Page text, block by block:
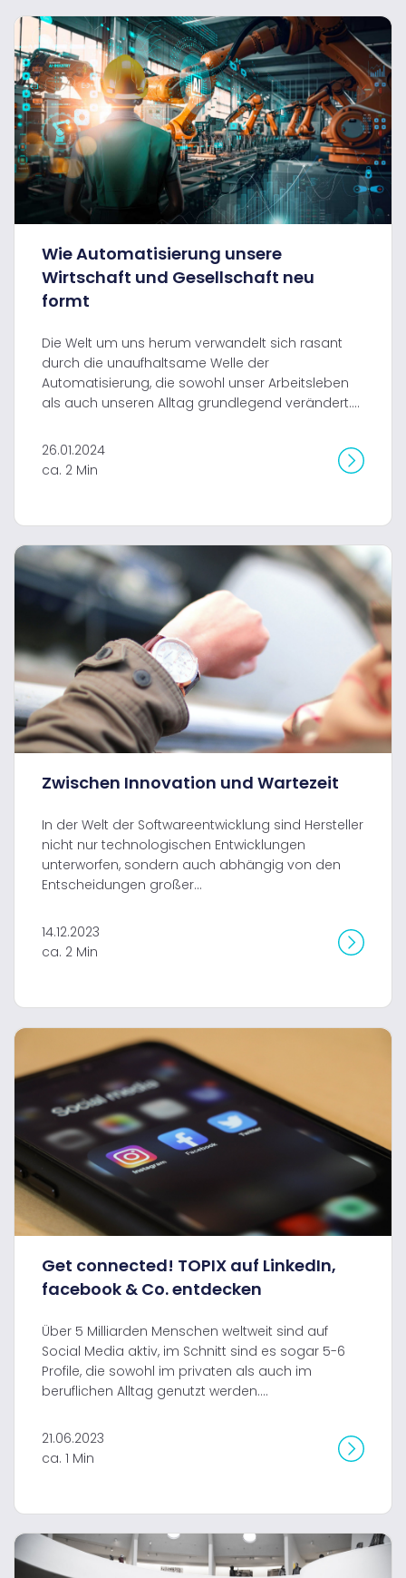
Wie Automatisierung unsere
Wirtschaft und Gesellschaft neu
formt
Die Welt um uns herum verwandelt sich rasant
durch die unaufhaltsame Welle der
Automatisierung, die sowohl unser Arbeitsleben
als auch unseren Alltag grundlegend verändert....
26.01.2024
ca. 2 Min
Zwischen Innovation und Wartezeit
In der Welt der Softwareentwicklung sind Hersteller
nicht nur technologischen Entwicklungen
unterworfen, sondern auch abhängig von den
Entscheidungen großer...
14.12.2023
ca. 2 Min
Get connected! TOPIX auf LinkedIn,
facebook & Co. entdecken
Über 5 Milliarden Menschen weltweit sind auf
Social Media aktiv, im Schnitt sind es sogar 5-6
Profile, die sowohl im privaten als auch im
beruflichen Alltag genutzt werden....
21.06.2023
ca. 1 Min